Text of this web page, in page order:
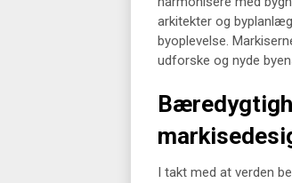
arkitekter og
byoplevelse.
udforske og nyde
I takt med at verden